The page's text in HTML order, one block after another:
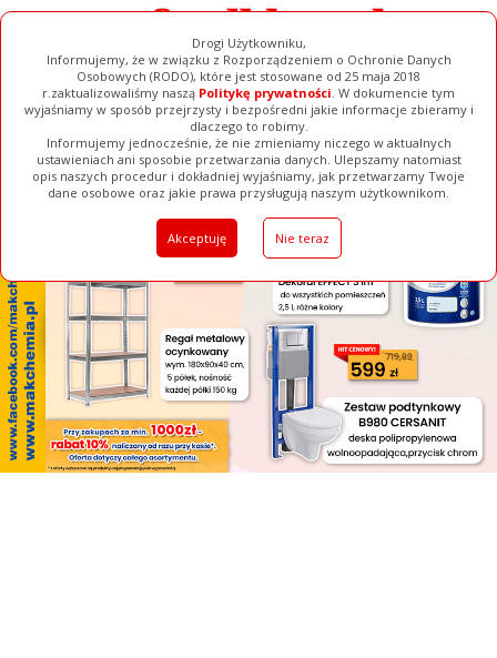
Drogi Użytkowniku,
Informujemy, że w związku z Rozporządzeniem o Ochronie Danych
Osobowych (RODO), które jest stosowane od 25 maja 2018
r.zaktualizowaliśmy naszą Politykę prywatności. W dokumencie tym
wyjaśniamy w sposób przejrzysty i bezpośredni jakie informacje zbieramy i
dlaczego to robimy.
Informujemy jednocześnie, że nie zmieniamy niczego w aktualnych
ustawieniach ani sposobie przetwarzania danych. Ulepszamy natomiast
opis naszych procedur i dokładniej wyjaśniamy, jak przetwarzamy Twoje
dane osobowe oraz jakie prawa przysługują naszym użytkownikom.
Akceptuję Nie teraz
[ ZAMKNIJ ]
Ogłoszenia Filmy Galerie Baza Firm Pełna Wersja